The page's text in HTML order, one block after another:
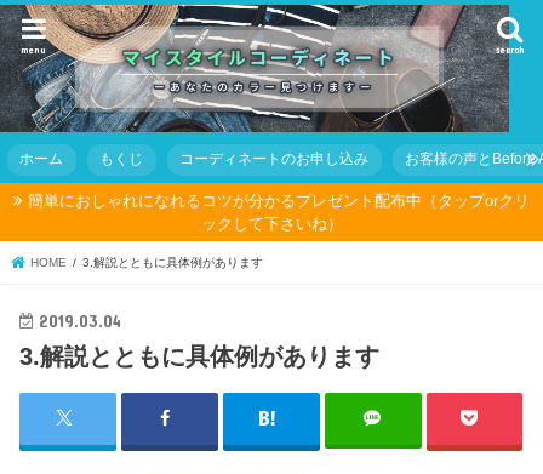
search
menu
ホーム もくじ コーディネートのお申し込み お客様の声とBefore
簡単におしゃれになれるコツが分かるプレゼント配布中（タップorクリ
ックして下さいね）
HOME 3.解説とともに具体例があります
2019.03.04
3.解説とともに具体例があります